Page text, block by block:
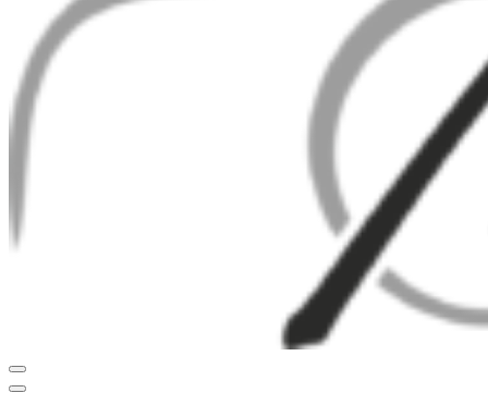
Navigationsmenü
Navigationsmenü